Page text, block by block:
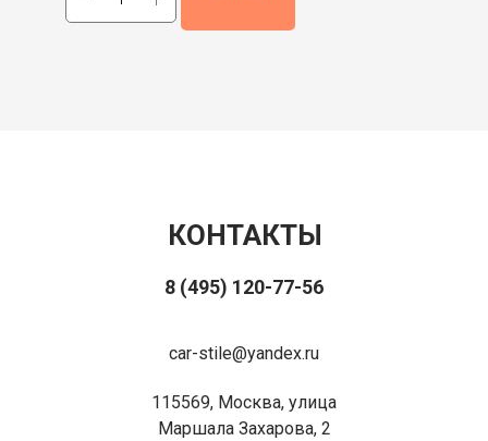
КОНТАКТЫ
8 (495) 120-77-56
car-stile@yandex.ru
115569, Москва, улица
Маршала Захарова, 2